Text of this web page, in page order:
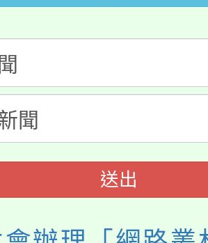
諮商輔導、社會
生報名參加。
簡章及活動海報
名參加。
市補助參觀特色
動實施計畫」
度「教育部表揚
推展貢獻獎」
送出